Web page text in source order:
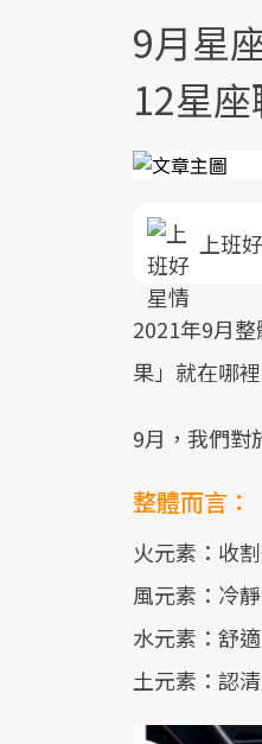
9月星
12星
上班
2021年9月
果」就在哪
9月，我們對
整體而言：
火元素：收
風元素：冷
水元素：舒
土元素：認